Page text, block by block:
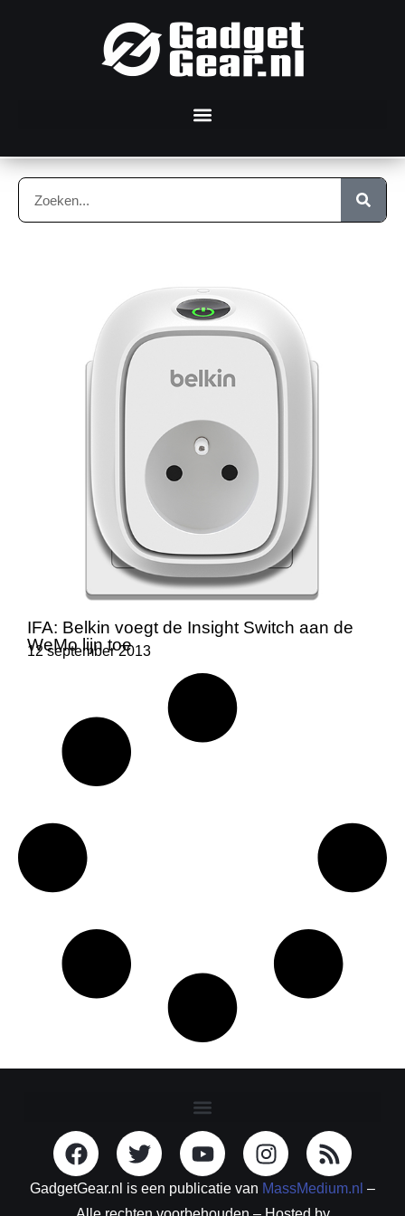
IFA: Belkin voegt de Insight Switch aan de
WeMo lijn toe
12 september 2013
GadgetGear.nl is een publicatie van MassMedium.nl –